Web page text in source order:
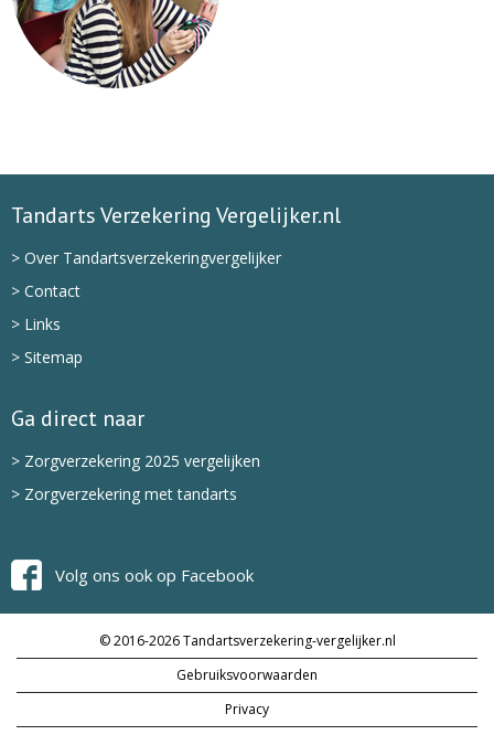
Tandarts Verzekering Vergelijker.nl
> Over Tandartsverzekeringvergelijker
> Contact
> Links
> Sitemap
Ga direct naar
> Zorgverzekering 2025 vergelijken
> Zorgverzekering met tandarts
Volg ons ook op Facebook
© 2016-2026 Tandartsverzekering-vergelijker.nl
Gebruiksvoorwaarden
Privacy